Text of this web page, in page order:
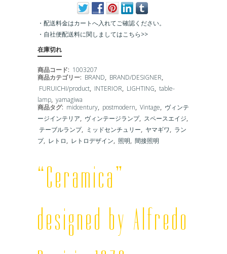
・配送料金はカートへ入れてご確認ください。
・ 自社便配送料に関しましてはこちら>>
在庫切れ
商品コード: 1003207
商品カテゴリー: BRAND, BRAND/DESIGNER,
FURUICHI/product, INTERIOR, LIGHTING, table-
lamp, yamagiwa
商品タグ: midcentury, postmodern, Vintage, ヴィンテ
ージインテリア, ヴィンテージランプ, スペースエイジ,
テーブルランプ, ミッドセンチュリー, ヤマギワ, ラン
プ, レトロ, レトロデザイン, 照明, 間接照明
“Ceramica”
designed by Alfredo